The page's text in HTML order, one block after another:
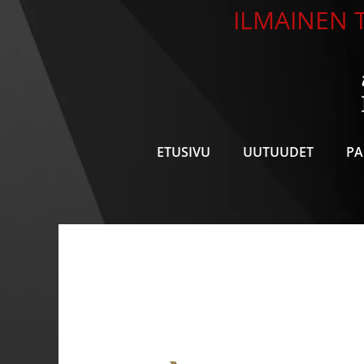
Siirry
sisältöön
ILMAINEN
ETUSIVU UUTUUDET